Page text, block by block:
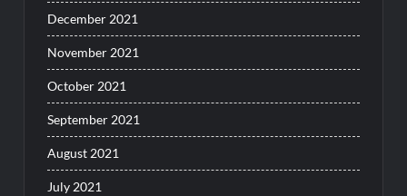
December 2021
November 2021
October 2021
September 2021
August 2021
July 2021